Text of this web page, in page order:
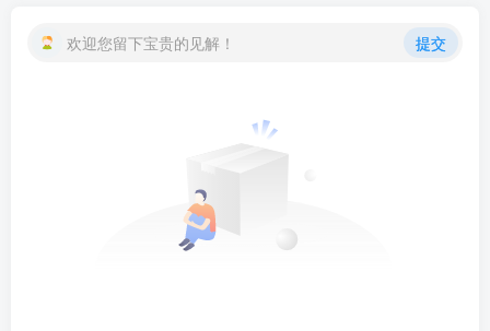
欢迎您留下宝贵的见解！ 提交